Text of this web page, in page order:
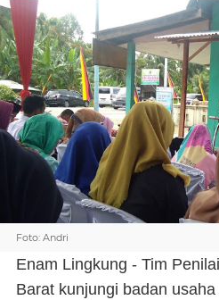
Foto: Andri
Enam Lingkung - Tim
Barat kunjungi badan